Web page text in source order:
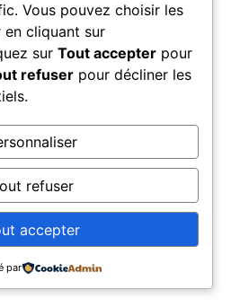
Vous pouvez choisir les
cliquant sur
sur Tout accepter pour
refuser pour décliner les
refuser
accepter
par